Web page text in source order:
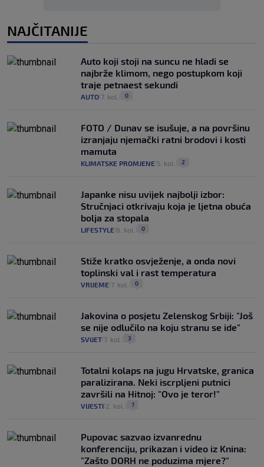
NAJČITANIJE
Auto koji stoji na suncu ne hladi se
najbrže klimom, nego postupkom koji
traje petnaest sekundi
AUTO 7. kol. 0
FOTO / Dunav se isušuje, a na površinu
izranjaju njemački ratni brodovi i kosti
mamuta
KLIMATSKE PROMJENE 5. kol. 2
Japanke nisu uvijek najbolji izbor:
Stručnjaci otkrivaju koja je ljetna obuća
bolja za stopala
LIFESTYLE 6. kol. 0
Stiže kratko osvježenje, a onda novi
toplinski val i rast temperatura
VRIJEME 7. kol. 0
Jakovina o posjetu Zelenskog Srbiji: "Još
se nije odlučilo na koju stranu se ide"
SVIJET 7. kol. 3
Totalni kolaps na jugu Hrvatske, granica
paralizirana. Neki iscrpljeni putnici
završili na Hitnoj: "Ovo je teror!"
VIJESTI 2. kol. 7
Pupovac sazvao izvanrednu
konferenciju, prikazan i video iz Knina:
"Zašto DORH ne poduzima mjere?"